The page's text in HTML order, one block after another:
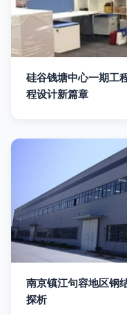
硅谷钱塘中心一期工
程设计新篇章
南京镇江句容地区钢
探析